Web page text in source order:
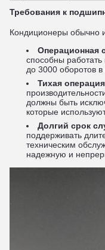
Требования к
Кондиционеры обычно
Операционная
способны работать
до 3000 оборотов в
Тихая операция
должны быть
которые
Долгий срок
поддерживать
техническим
надежную и